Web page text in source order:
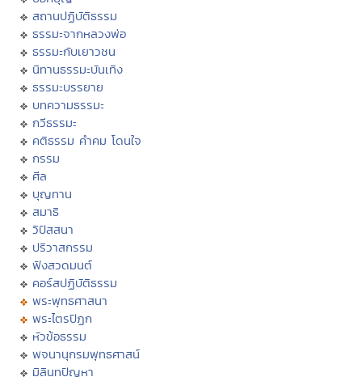
สถานปฏิบัติธรรม
ธรรมะจากหลวงพ่อ
ธรรมะกับเยาวชน
นิทานธรรมะบันเทิง
ธรรมะบรรยาย
บทความธรรมะ
กวีธรรมะ
คติธรรม คำคม โดนใจ
กรรม
ศีล
บุญทาน
สมาธิ
วิปัสสนา
ปริวาสกรรม
ฟังสวดมนต์
คอร์สปฏิบัติธรรม
พระพุทธศาสนา
พระไตรปิฏก
หัวข้อธรรม
พจนานุกรมพุทธศาสน์
มิลินทปัญหา